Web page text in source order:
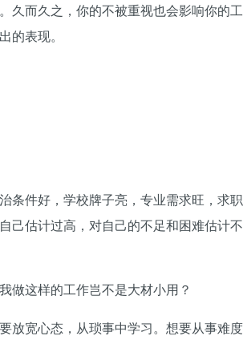
久而久之，你的不被重视也会影响你的工
的表现。
条件好，学校牌子亮，专业需求旺，求职
己估计过高，对自己的不足和困难估计不
做这样的工作岂不是大材小用？
放宽心态，从琐事中学习。想要从事难度